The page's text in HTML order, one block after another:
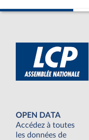
OPEN DATA
Accédez à toutes
les données de